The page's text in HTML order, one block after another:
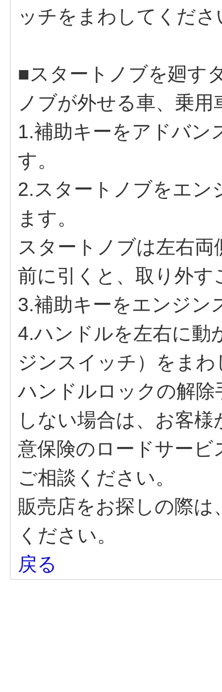
ッチをまわしてくださ
■スタートノブを廻す
ノブが外せる車、乗用
1.補助キーをアドバン
す。
2.スタートノブをエン
ます。
スタートノブは左右
前に引くと、取り外
3.補助キーをエンジン
4.ハンドルを左右に動
ジンスイッチ）をま
ハンドルロックの解
しない場合は、お客
意保険のロードサー
ご相談ください。
販売店をお探しの際は
ください。
戻る